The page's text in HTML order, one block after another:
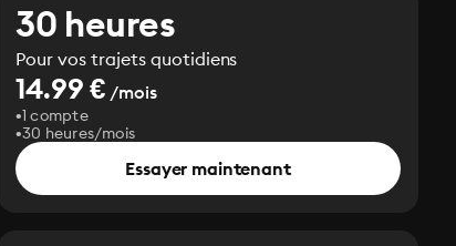
30 heures
Pour vos trajets quotidiens
14.99 € /mois
1 compte
30 heures/mois
Essayer maintenant